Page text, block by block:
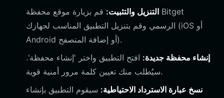
التنزيل والتثبيت: قم بزيارة موقع محفظة Bitget
الرسمي وقم بتنزيل التطبيق المناسب لجهازك (iOS أو
Android أو إضافة المتصفح).
إنشاء محفظة جديدة: افتح التطبيق واختر 'إنشاء محفظة'.
سيُطلب منك تعيين كلمة مرور أمنية قوية.
نسخ عبارة الاسترداد الاحتياطية: سيقوم التطبيق بإنشاء